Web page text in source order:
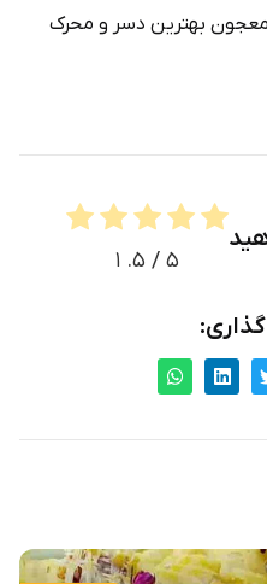
بهترین دسر و محرک
۵ / ۵. ۱